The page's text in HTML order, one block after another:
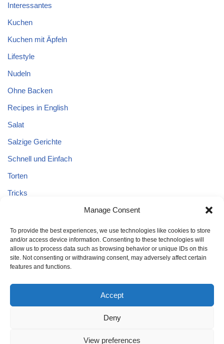
Manage Consent
To provide the best experiences, we use technologies like cookies to store
and/or access device information. Consenting to these technologies will
allow us to process data such as browsing behavior or unique IDs on this
site. Not consenting or withdrawing consent, may adversely affect certain
features and functions.
Accept
Deny
View preferences
Interessantes
Kuchen
Kuchen mit Äpfeln
Lifestyle
Nudeln
Ohne Backen
Recipes in English
Salat
Salzige Gerichte
Schnell und Einfach
Torten
Tricks
Uncategorized
Vegane Kuchen
Schnell und Einfach